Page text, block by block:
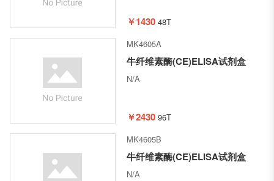
￥1430 48T
MK4605A
牛纤维素酶(CE)ELISA试剂盒
N/A
￥2430 96T
MK4605B
牛纤维素酶(CE)ELISA试剂盒
N/A